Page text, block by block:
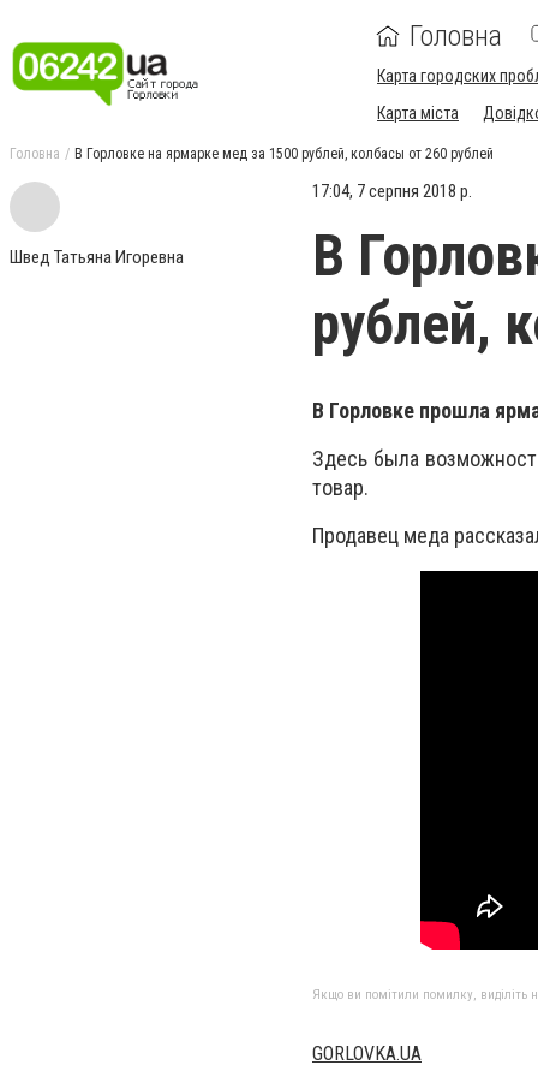
Головна
Карта городских
Карта міста
Головна В Горловке на ярмарке мед за 1500 рублей, колбасы от 260 рублей
Швед Татьяна Игоревна
17:04, 7 серпня 2018 р.
В
рублей,
В Горловке прошла
Здесь была
товар.
Продавец меда
Якщо ви помітили помилку, виділіть
GORLOVKA.UA